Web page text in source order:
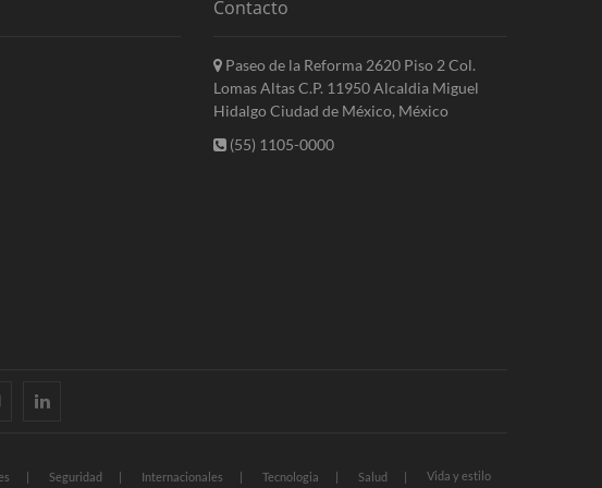
Contacto
Paseo de la Reforma 2620 Piso 2 Col.
Lomas Altas C.P. 11950 Alcaldia Miguel
Hidalgo Ciudad de México, México
(55) 1105-0000
flickr linkedin
Seguridad Internacionales Tecnologia Salud Vida y estilo